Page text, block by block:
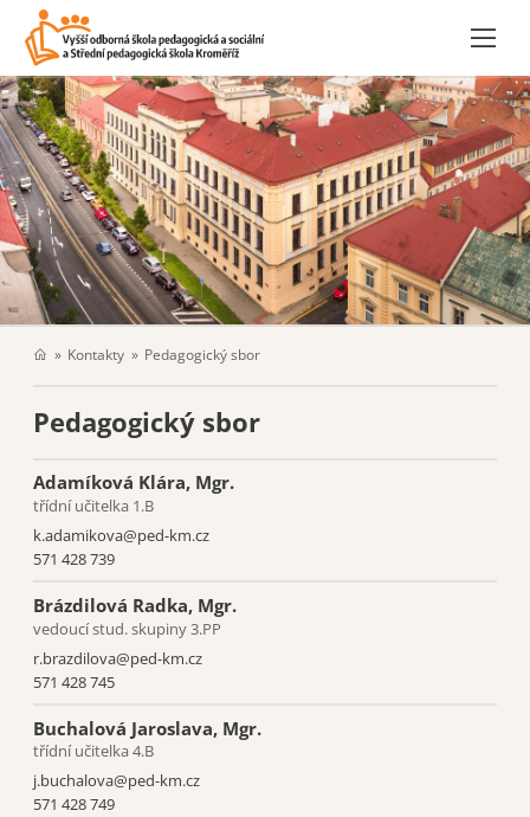
Kontakty Pedagogický sbor
Pedagogický sbor
Adamíková Klára, Mgr.
třídní učitelka 1.B
k.adamikova@ped-km.cz
571 428 739
Brázdilová Radka, Mgr.
vedoucí stud. skupiny 3.PP
r.brazdilova@ped-km.cz
571 428 745
Buchalová Jaroslava, Mgr.
třídní učitelka 4.B
j.buchalova@ped-km.cz
571 428 749